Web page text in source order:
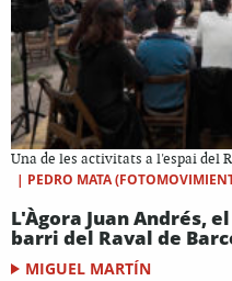
Una de les activitats a l'espai del
| PEDRO MATA
L'Àgora Juan Andrés,
barri del Raval de
MIGUEL MARTÍN